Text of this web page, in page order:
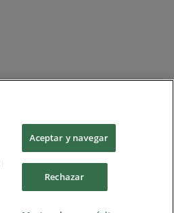
Aceptar y navegar
Rechazar